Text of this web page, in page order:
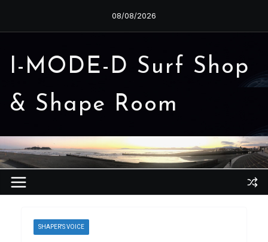
ッ
プ
08/08/2026
I-MODE-D Surf Shop
& Shape Room
SHAPER'S VOICE